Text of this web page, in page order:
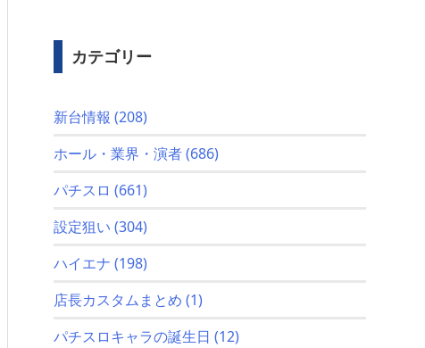
カテゴリー
新台情報 (208)
ホール・業界・演者(686)
パチスロ (661)
設定狙い (304)
ハイエナ (198)
店長カスタムまとめ (1)
パチスロキャラの誕生日 (12)